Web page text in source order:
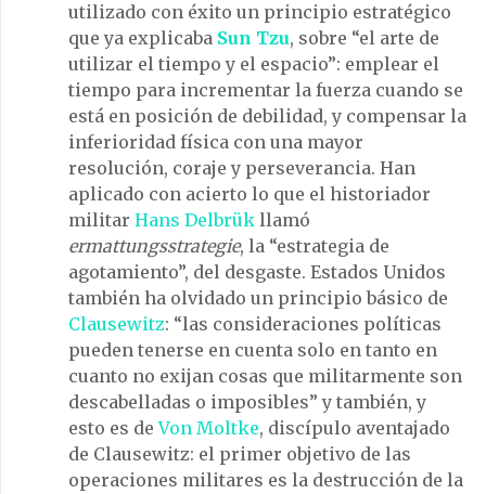
utilizado con éxito un principio estratégico
que ya explicaba Sun Tzu, sobre “el arte de
utilizar el tiempo y el espacio”: emplear el
tiempo para incrementar la fuerza cuando se
está en posición de debilidad, y compensar la
inferioridad física con una mayor
resolución, coraje y perseverancia. Han
aplicado con acierto lo que el historiador
militar Hans Delbrük llamó
ermattungsstrategie, la “estrategia de
agotamiento”, del desgaste. Estados Unidos
también ha olvidado un principio básico de
Clausewitz: “las consideraciones políticas
pueden tenerse en cuenta solo en tanto en
cuanto no exijan cosas que militarmente son
descabelladas o imposibles” y también, y
esto es deVon Moltke, discípulo aventajado
de Clausewitz: el primer objetivo de las
operaciones militares es la destrucción de la